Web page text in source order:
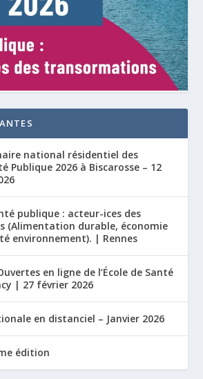
national résidentiel des
Publique 2026 à Biscarosse – 12
publique : acteur-ices des
(Alimentation durable, économie
environnement). | Rennes
en ligne de l’École de Santé
| 27 février 2026
en distanciel – Janvier 2026
édition